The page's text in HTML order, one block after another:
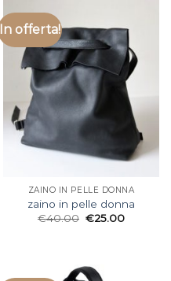
In offerta!
ZAINO IN PELLE DONNA
zaino in pelle donna
€40.00 €25.00